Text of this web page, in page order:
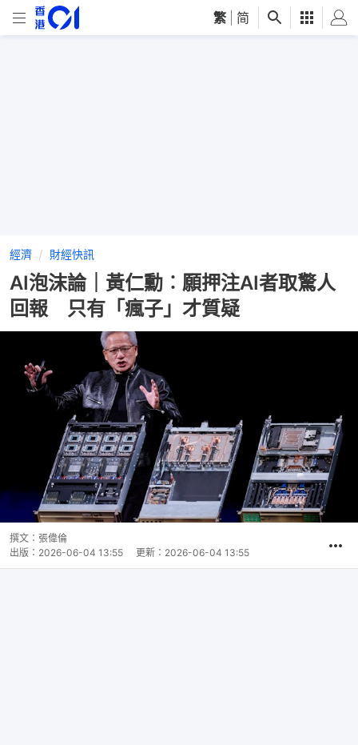
繁 简
經濟 財經快訊
AI泡沫論｜黃仁勳︰願押注AI者取驚人
回報 只有「瘋子」才質疑
撰文： 張偉倫
出版： 2026-06-04 13:55 更新： 2026-06-04 13:55